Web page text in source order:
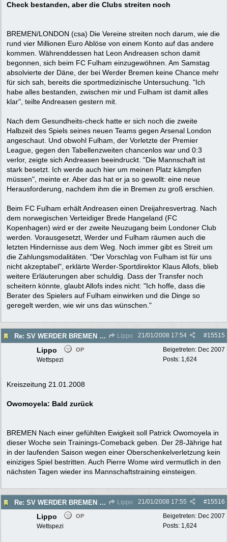
Check bestanden, aber die Clubs streiten noch
BREMEN/LONDON (csa) Die Vereine streiten noch darum, wie die
rund vier Millionen Euro Ablöse von einem Konto auf das andere
kommen. Währenddessen hat Leon Andreasen schon damit
begonnen, sich beim FC Fulham einzugewöhnen. Am Samstag
absolvierte der Däne, der bei Werder Bremen keine Chance mehr
für sich sah, bereits die sportmedizinische Untersuchung. "Ich
habe alles bestanden, zwischen mir und Fulham ist damit alles
klar", teilte Andreasen gestern mit.
Nach dem Gesundheits-check hatte er sich noch die zweite
Halbzeit des Spiels seines neuen Teams gegen Arsenal London
angeschaut. Und obwohl Fulham, der Vorletzte der Premier
League, gegen den Tabellenzweiten chancenlos war und 0:3
verlor, zeigte sich Andreasen beeindruckt. "Die Mannschaft ist
stark besetzt. Ich werde auch hier um meinen Platz kämpfen
müssen", meinte er. Aber das hat er ja so gewollt: eine neue
Herausforderung, nachdem ihm die in Bremen zu groß erschien.
Beim FC Fulham erhält Andreasen einen Dreijahresvertrag. Nach
dem norwegischen Verteidiger Brede Hangeland (FC
Kopenhagen) wird er der zweite Neuzugang beim Londoner Club
werden. Vorausgesetzt, Werder und Fulham räumen auch die
letzten Hindernisse aus dem Weg. Noch immer gibt es Streit um
die Zahlungsmodalitäten. "Der Vorschlag von Fulham ist für uns
nicht akzeptabel", erklärte Werder-Sportdirektor Klaus Allofs, blieb
weitere Erläuterungen aber schuldig. Dass der Transfer noch
scheitern könnte, glaubt Allofs indes nicht: "Ich hoffe, dass die
Berater des Spielers auf Fulham einwirken und die Dinge so
geregelt werden, wie wir uns das wünschen."
Re: SV WERDER BREMEN 2007/2008 - Rückrunde Lippo #15515
21/01/2008 17:54
Beigetreten: Dec 2007
Posts: 1,624
Lippo OP
Wettspezi
Kreiszeitung 21.01.2008
Owomoyela: Bald zurück
BREMEN Nach einer gefühlten Ewigkeit soll Patrick Owomoyela in
dieser Woche sein Trainings-Comeback geben. Der 28-Jährige hat
in der laufenden Saison wegen einer Oberschenkelverletzung kein
einiziges Spiel bestritten. Auch Pierre Wome wird vermutlich in den
nächsten Tagen wieder ins Mannschaftstraining einsteigen.
Re: SV WERDER BREMEN 2007/2008 - Rückrunde Lippo #15516
21/01/2008 17:55
Beigetreten: Dec 2007
Posts: 1,624
Lippo OP
Wettspezi